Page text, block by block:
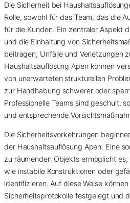
Die Sicherheit bei
Rolle, sowohl für das Team, das die
für die Kunden. Ein zentraler Aspekt
und die Einhaltung von
beitragen, Unfälle und Verletzungen
Haushaltsauflösung Apen können
von unerwarteten strukturellen
zur Handhabung schwerer oder
Professionelle Teams sind geschult,
und entsprechende
Die Sicherheitsvorkehrungen
der Haushaltsauflösung Apen. Eine
zu räumenden Objekts ermöglicht
wie instabile Konstruktionen oder
identifizieren. Auf diese Weise
Sicherheitsprotokolle festgelegt und